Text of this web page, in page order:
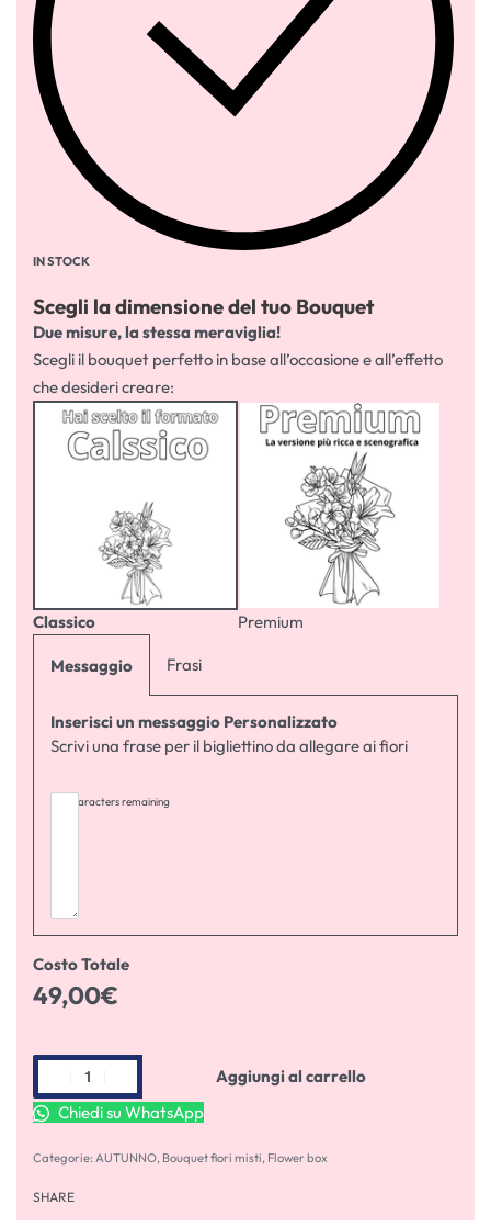
IN STOCK
Scegli la dimensione del tuo Bouquet
Due misure, la stessa meraviglia!
Scegli il bouquet perfetto in base all’occasione e all’effetto
che desideri creare:
Classico Premium
Messaggio Frasi
Inserisci un messaggio Personalizzato
Scrivi una frase per il bigliettino da allegare ai fiori
characters remaining
Costo Totale
49,00€
Aggiungi al carrello
Chiedi su WhatsApp
Categorie: AUTUNNO, Bouquet fiori misti, Flower box
SHARE